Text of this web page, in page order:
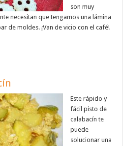
son muy
necesitan que tengamos una lámina
de moldes. ¡Van de vicio con el café!
Este rápido y
fácil pisto de
calabacín te
puede
solucionar una